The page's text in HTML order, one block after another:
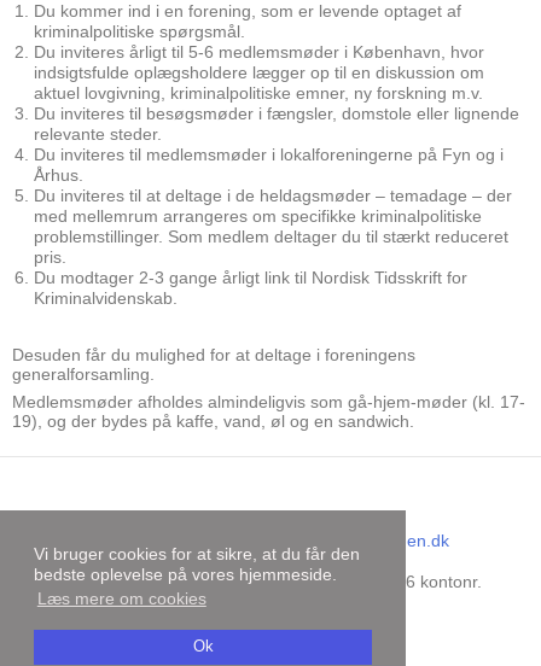
Vi bruger cookies for at sikre, at du får den
bedste oplevelse på vores hjemmeside.
Læs mere om cookies
Ok
Du kommer ind i en forening, som er levende optaget af
kriminalpolitiske spørgsmål.
Du inviteres årligt til 5-6 medlemsmøder i København, hvor
indsigtsfulde oplægsholdere lægger op til en diskussion om
aktuel lovgivning, kriminalpolitiske emner, ny forskning m.v.
Du inviteres til besøgsmøder i fængsler, domstole eller lignende
relevante steder.
Du inviteres til medlemsmøder i lokalforeningerne på Fyn og i
Århus.
Du inviteres til at deltage i de heldagsmøder – temadage – der
med mellemrum arrangeres om specifikke kriminalpolitiske
problemstillinger. Som medlem deltager du til stærkt reduceret
pris.
Du modtager 2-3 gange årligt link til Nordisk Tidsskrift for
Kriminalvidenskab.
Desuden får du mulighed for at deltage i foreningens
generalforsamling.
Medlemsmøder afholdes almindeligvis som gå-hjem-møder (kl. 17-
19), og der bydes på kaffe, vand, øl og en sandwich.
sekretariat@kriminalistforeningen.dk
CVR-nummer:31727499
Bankoplysninger:Danske Bank reg.nr. 9206 kontonr.